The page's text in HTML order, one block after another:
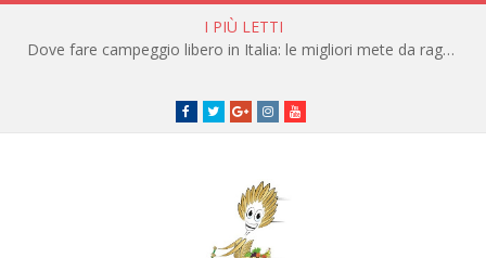
I PIÙ LETTI
Dove fare campeggio libero in Italia: le migliori mete da raggiungere in traghetto
Facebook
TwitterGoogle+instagramyoutube